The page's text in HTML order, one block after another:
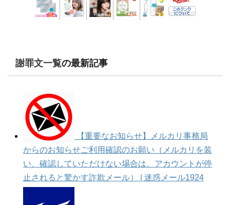
謝罪文一覧の最新記事
【重要なお知らせ】メルカリ事務局
からのお知らせご利用確認のお願い（メルカリを装
い、確認していただけない埸合は、アカウントが停
止されると驚かす詐欺メール） | 迷惑メール1924